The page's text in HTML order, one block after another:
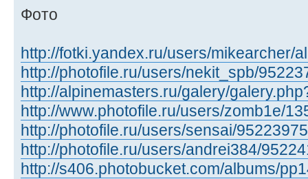
Фото
http://fotki.yandex.ru/users/mikearcher/
http://photofile.ru/users/nekit_spb/
http://alpinemasters.ru/galery/
http://www.photofile.ru/users/zomb1e/
http://photofile.ru/users/sensai/
http://photofile.ru/users/andrei384/
http://s406.photobucket.com/albums/